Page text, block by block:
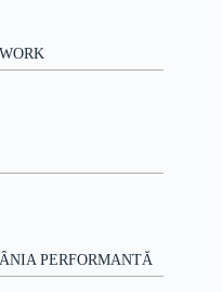
PERFORMANTĂ